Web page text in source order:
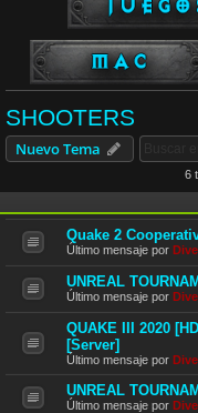
SHOOTERS
Nuevo Tema
6
Quake 2
Último mensaje por
UNREAL
Último mensaje por
QUAKE III 2020
[Server]
Último mensaje por
UNREAL
Último mensaje por